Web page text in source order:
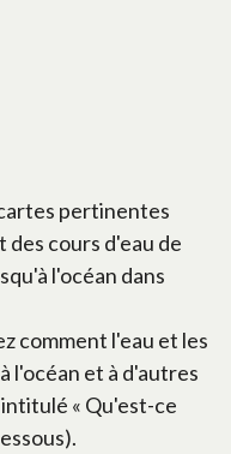
pertinentes
cours d'eau de
l'océan dans
comment l'eau et les
l'océan et à d'autres
« Qu'est-ce